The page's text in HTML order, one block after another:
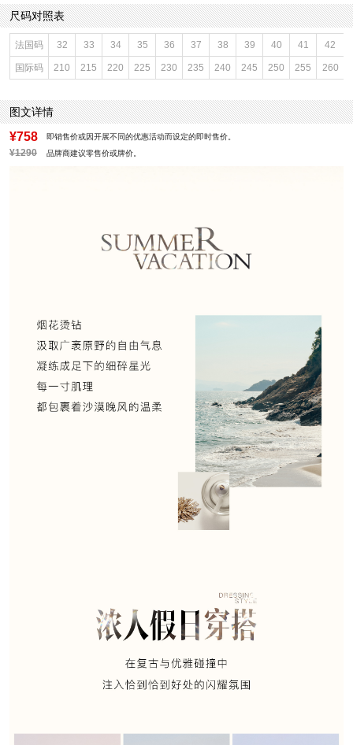
鞋跟形状：方跟
性别：女子
皮质特征：羊皮革
上市时间：2026年夏季
鞋底材质：橡胶底
参考鞋宽(女)：9CM
里料材质：猪皮革
色系：棕色
鞋类流行款式：拖鞋
流行元素：水钻
前掌高度：1CM
尺码对照表
法国码 32 33 34 35 36 37 38 39 40 41 42
国际码 210 215 220 225 230 235 240 245 250 255 260
图文详情
¥758 即销售价或因开展不同的优惠活动而设定的即时售价。
¥1290 品牌商建议零售价或牌价。